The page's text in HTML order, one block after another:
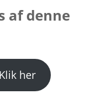
af denne
her